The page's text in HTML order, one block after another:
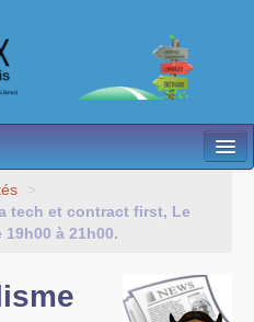
>
tech et contract first, Le
à 21h00.